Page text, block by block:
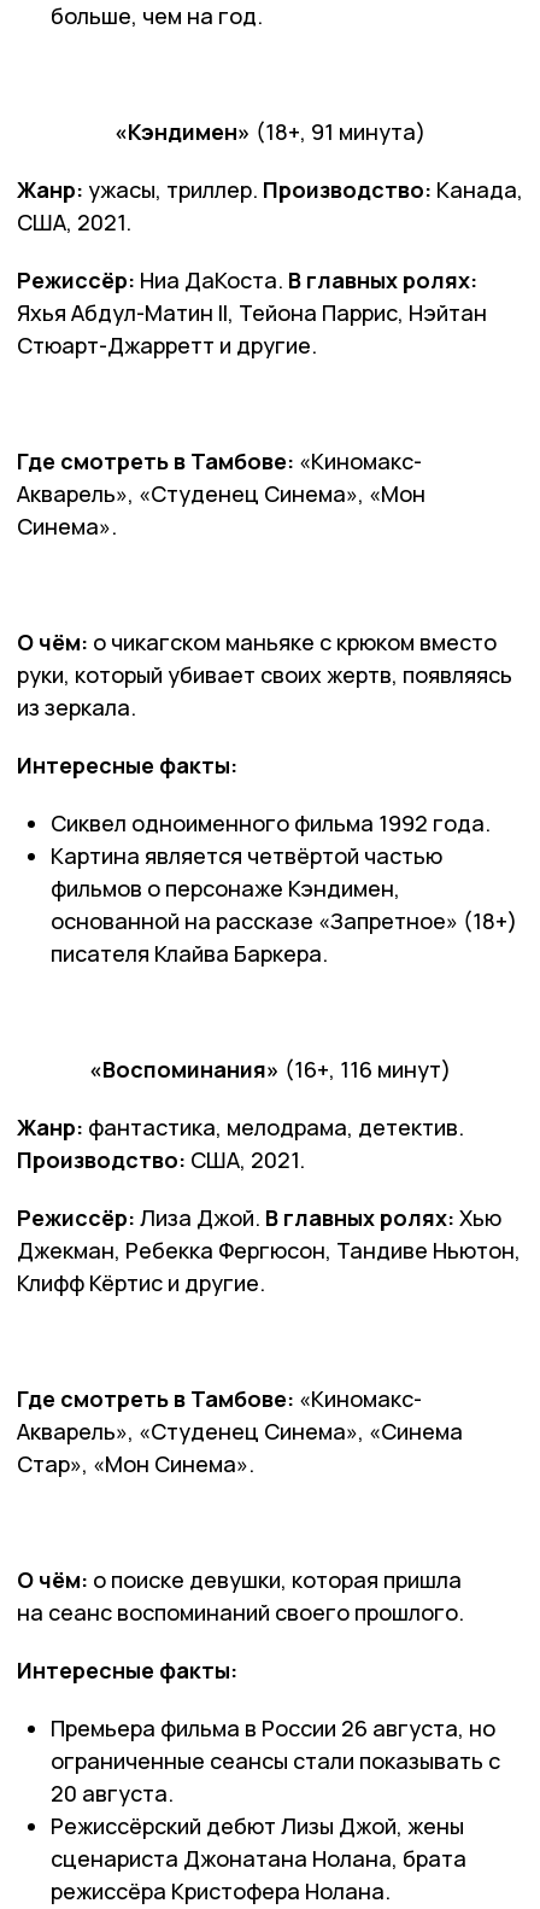
больше, чем на год.
«Кэндимен» (18+, 91 минута)
Жанр: ужасы, триллер. Производство: Канада,
США, 2021.
Режиссёр: Ниа ДаКоста. В главных ролях:
Яхья Абдул-Матин II, Тейона Паррис, Нэйтан
Стюарт-Джарретт и другие.
Где смотреть в Тамбове: «Киномакс-
Акварель», «Студенец Синема», «Мон
Синема».
О чём: о чикагском маньяке с крюком вместо
руки, который убивает своих жертв, появляясь
из зеркала.
Интересные факты:
Сиквел одноименного фильма 1992 года.
Картина является четвёртой частью
фильмов о персонаже Кэндимен,
основанной на рассказе «Запретное» (18+)
писателя Клайва Баркера.
«Воспоминания» (16+, 116 минут)
Жанр: фантастика, мелодрама, детектив.
Производство: США, 2021.
Режиссёр: Лиза Джой. В главных ролях: Хью
Джекман, Ребекка Фергюсон, Тандиве Ньютон,
Клифф Кёртис и другие.
Где смотреть в Тамбове: «Киномакс-
Акварель», «Студенец Синема», «Синема
Стар», «Мон Синема».
О чём: о поиске девушки, которая пришла
на сеанс воспоминаний своего прошлого.
Интересные факты:
Премьера фильма в России 26 августа, но
ограниченные сеансы стали показывать с
20 августа.
Режиссёрский дебют Лизы Джой, жены
сценариста Джонатана Нолана, брата
режиссёра Кристофера Нолана.